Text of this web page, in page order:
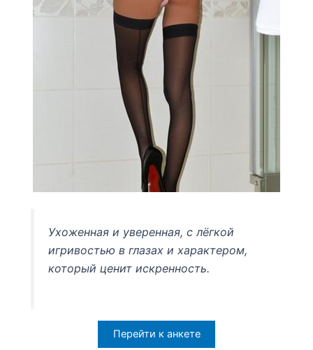
Ухоженная и уверенная, с лёгкой
игривостью в глазах и характером,
который ценит искренность.
Перейти к анкете